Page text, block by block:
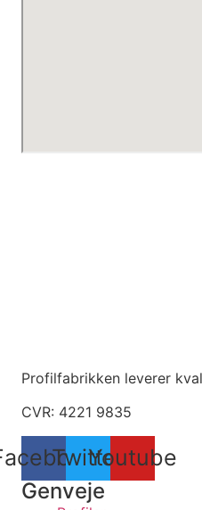
Profilfabrikken leverer
CVR: 4221 9835
TwitterYoutube
Genveje